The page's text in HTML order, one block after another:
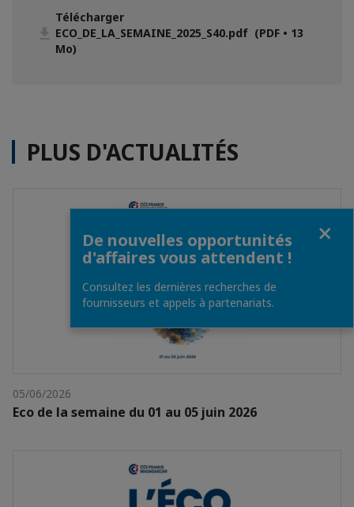
Télécharger
ECO_DE_LA_SEMAINE_2025_S40.pdf (PDF • 13
Mo)
PLUS D'ACTUALITÉS
05/06/2026
Eco de la semaine du 01 au 05 juin 2026
De nouvelles opportunités
d'affaires vous attendent !
Consultez les dernières recherches de
fournisseurs et appels à partenariats.